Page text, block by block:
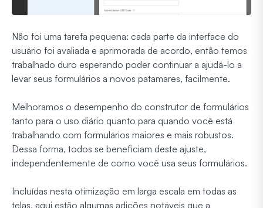
Não foi uma tarefa pequena: cada parte da interface do
usuário foi avaliada e aprimorada de acordo, então temos
trabalhado duro esperando poder continuar a ajudá-lo a
levar seus formulários a novos patamares, facilmente.
Melhoramos o desempenho do construtor de formulários
tanto para o uso diário quanto para quando você está
trabalhando com formulários maiores e mais robustos.
Dessa forma, todos se beneficiam deste ajuste,
independentemente de como você usa seus formulários.
Incluídas nesta otimização em larga escala em todas as
telas, aqui estão algumas adições notáveis que a